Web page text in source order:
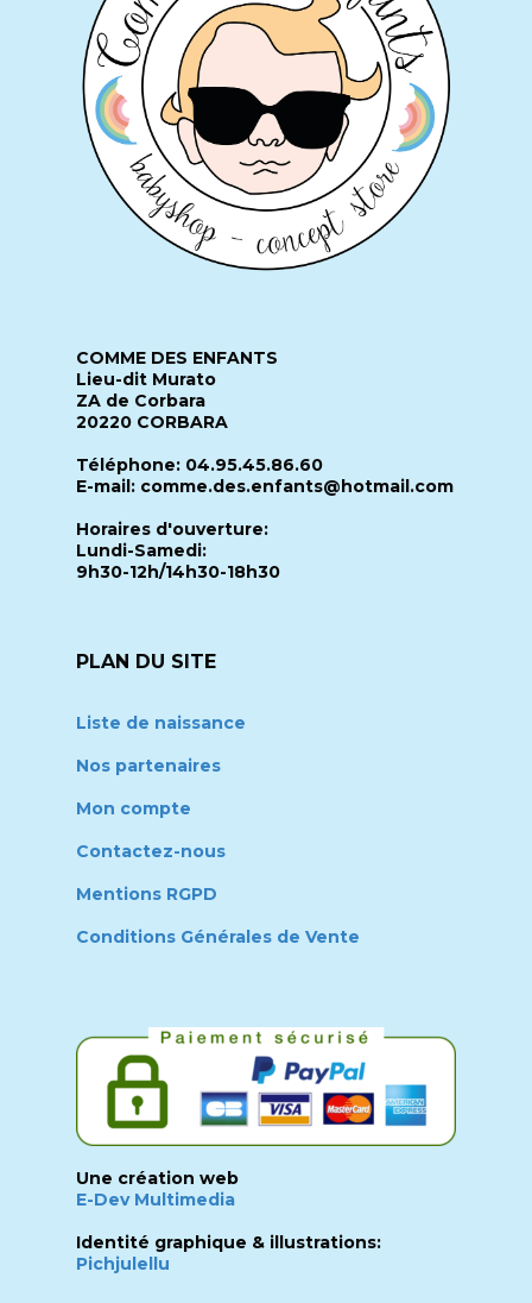
COMME DES ENFANTS
Lieu-dit Murato
ZA de Corbara
20220 CORBARA
Téléphone: 04.95.45.86.60
E-mail: comme.des.enfants@hotmail.com
Horaires d'ouverture:
Lundi-Samedi:
9h30-12h/14h30-18h30
PLAN DU SITE
Liste de naissance
Nos partenaires
Mon compte
Contactez-nous
Mentions RGPD
Conditions Générales de Vente
Une création web
E-Dev Multimedia
Identité graphique & illustrations:
Pichjulellu